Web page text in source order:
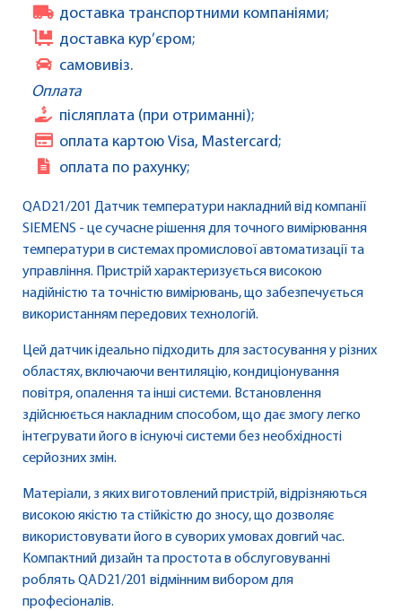
доставка транспортними компаніями;
доставка кур’єром;
самовивіз.
Оплата
післяплата (при отриманні);
оплата картою Visa, Mastercard;
оплата по рахунку;
QAD21/201 Датчик температури накладний від компанії
SIEMENS - це сучасне рішення для точного вимірювання
температури в системах промислової автоматизації та
управління. Пристрій характеризується високою
надійністю та точністю вимірювань, що забезпечується
використанням передових технологій.
Цей датчик ідеально підходить для застосування у різних
областях, включаючи вентиляцію, кондиціонування
повітря, опалення та інші системи. Встановлення
здійснюється накладним способом, що дає змогу легко
інтегрувати його в існуючі системи без необхідності
серйозних змін.
Матеріали, з яких виготовлений пристрій, відрізняються
високою якістю та стійкістю до зносу, що дозволяє
використовувати його в суворих умовах довгий час.
Компактний дизайн та простота в обслуговуванні
роблять QAD21/201 відмінним вибором для
професіоналів.